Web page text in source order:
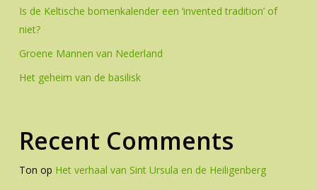
Is de Keltische bomenkalender een ‘invented tradition’ of
niet?
Groene Mannen van Nederland
Het geheim van de basilisk
Recent Comments
Ton op Het verhaal van Sint Ursula en de Heiligenberg